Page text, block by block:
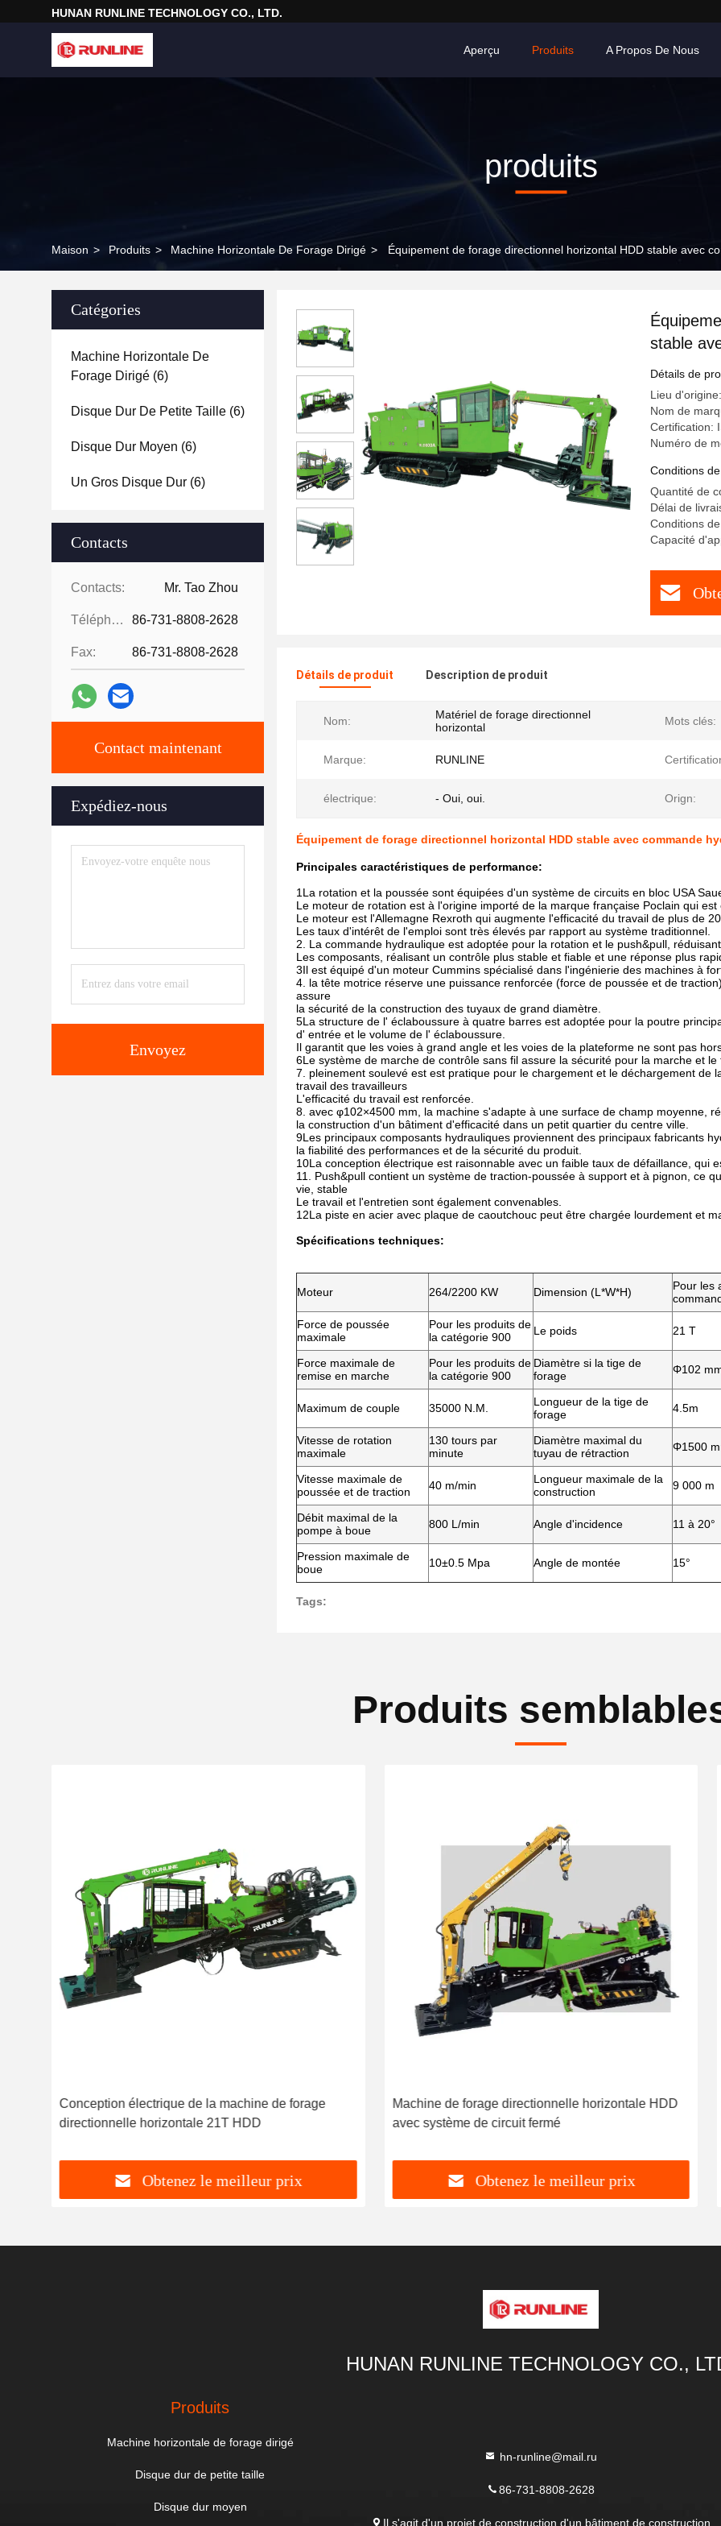
HUNAN RUNLINE TECHNOLOGY CO., LTD.
Aperçu Produits A Propos De Nous
produits
Maison > Produits > Machine Horizontale De Forage Dirigé > Équipement de forage directionnel horizontal HDD stable avec
Catégories
Machine Horizontale De
Forage Dirigé (6)
Disque Dur De Petite Taille (6)
Disque Dur Moyen (6)
Un Gros Disque Dur (6)
Contacts
Contacts: Mr. Tao Zhou
Téléphone: 86-731-8808-2628
Fax: 86-731-8808-2628
Contact maintenant
Expédiez-nous
Envoyez
stable
Détails de
Lieu
Nom de
Certification:
Numéro de
Conditions
Quantité de
Délai de
Conditions
Capacité
Détails de produit Description de produit
Nom:
Matériel de forage directionnel
horizontal
Mots clés:
Marque: RUNLINE
électrique: - Oui, oui. Orign:
Équipement de forage directionnel horizontal HDD stable avec commande
Principales caractéristiques de performance:
1La rotation et la poussée sont équipées d'un système de circuits en bloc USA
Le moteur de rotation est à l'origine importé de la marque française Poclain qui
Le moteur est l'Allemagne Rexroth qui augmente l'efficacité du travail de plus de
Les taux d'intérêt de l'emploi sont très élevés par rapport au système traditionnel.
2. La commande hydraulique est adoptée pour la rotation et le push&pull,
Les composants, réalisant un contrôle plus stable et fiable et une réponse plus
3Il est équipé d'un moteur Cummins spécialisé dans l'ingénierie des machines à
4. la tête motrice réserve une puissance renforcée (force de poussée et de
assure
la sécurité de la construction des tuyaux de grand diamètre.
5La structure de l' éclaboussure à quatre barres est adoptée pour la poutre
d' entrée et le volume de l' éclaboussure.
Il garantit que les voies à grand angle et les voies de la plateforme ne sont pas
6Le système de marche de contrôle sans fil assure la sécurité pour la marche et le
7. pleinement soulevé est est pratique pour le chargement et le déchargement de
travail des travailleurs
L'efficacité du travail est renforcée.
8. avec φ102×4500 mm, la machine s'adapte à une surface de champ moyenne,
la construction d'un bâtiment d'efficacité dans un petit quartier du centre ville.
9Les principaux composants hydrauliques proviennent des principaux fabricants
la fiabilité des performances et de la sécurité du produit.
10La conception électrique est raisonnable avec un faible taux de défaillance, qui
11. Push&pull contient un système de traction-poussée à support et à pignon, ce
vie, stable
Le travail et l'entretien sont également convenables.
12La piste en acier avec plaque de caoutchouc peut être chargée lourdement et
Spécifications techniques:
Moteur 264/2200 KW Dimension (L*W*H)
Pour les
Force de poussée
maximale
Pour les produits de
la catégorie 900
Le poids 21 T
Force maximale de
remise en marche
Pour les produits de
la catégorie 900
Diamètre si la tige de
forage
Φ102
Maximum de couple 35000 N.M.
Longueur de la tige de
forage
4.5m
Vitesse de rotation
maximale
130 tours par
minute
Diamètre maximal du
tuyau de rétraction
Φ1500
Vitesse maximale de
poussée et de traction
40 m/min
Longueur maximale de la
construction
9 000 m
Débit maximal de la
pompe à boue
800 L/min Angle d'incidence 11 à 20°
Pression maximale de
boue
10±0.5 Mpa Angle de montée 15°
Tags:
Produits
Conception électrique de la machine de forage
directionnelle horizontale 21T HDD
Obtenez le meilleur prix
Machine de forage directionnelle horizontale HDD
avec système de circuit fermé
Obtenez le meilleur prix
HUNAN RUNLINE TECHNOLOGY CO.,
Produits
Machine horizontale de forage dirigé
Disque dur de petite taille
Disque dur moyen
hn-runline@mail.ru
86-731-8808-2628
Il s'agit d'un projet de construction d'un bâtiment de construction